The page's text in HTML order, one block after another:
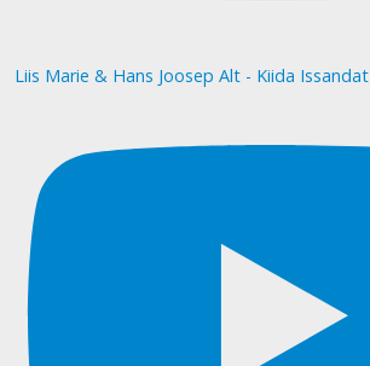
Liis Marie & Hans Joosep Alt - Kiida Issandat